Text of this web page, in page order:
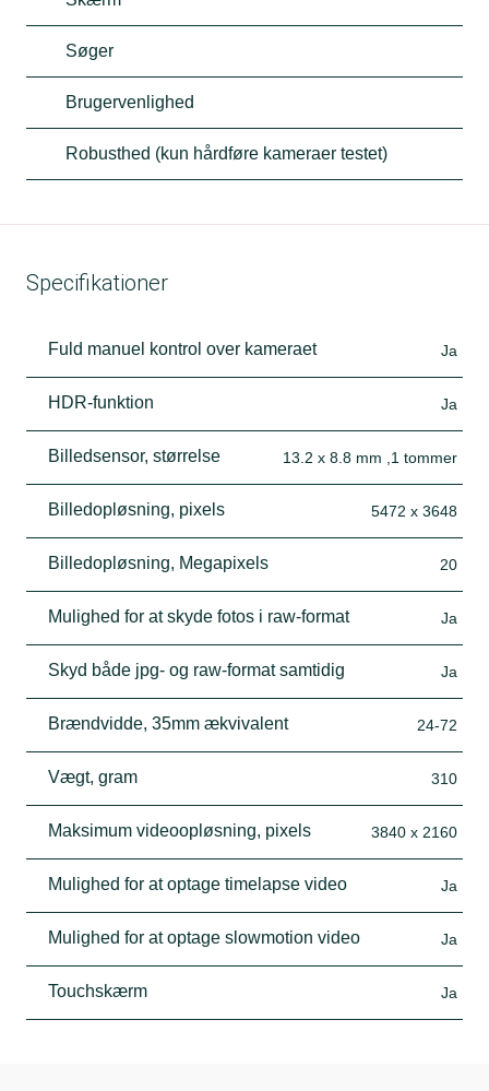
Søger
Brugervenlighed
Robusthed (kun hårdføre kameraer testet)
Specifikationer
Fuld manuel kontrol over kameraet Ja
HDR-funktion Ja
Billedsensor, størrelse 13.2 x 8.8 mm ,1 tommer
Billedopløsning, pixels 5472 x 3648
Billedopløsning, Megapixels 20
Mulighed for at skyde fotos i raw-format Ja
Skyd både jpg- og raw-format samtidig Ja
Brændvidde, 35mm ækvivalent 24-72
Vægt, gram 310
Maksimum videoopløsning, pixels 3840 x 2160
Mulighed for at optage timelapse video Ja
Mulighed for at optage slowmotion video Ja
Touchskærm Ja